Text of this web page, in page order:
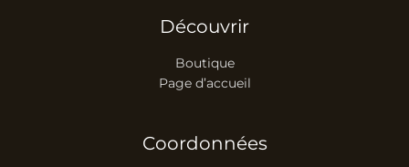
Découvrir
Boutique
Page d’accueil
Coordonnées